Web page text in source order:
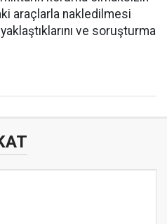
araçlarla nakledilmesi
ve soruşturma